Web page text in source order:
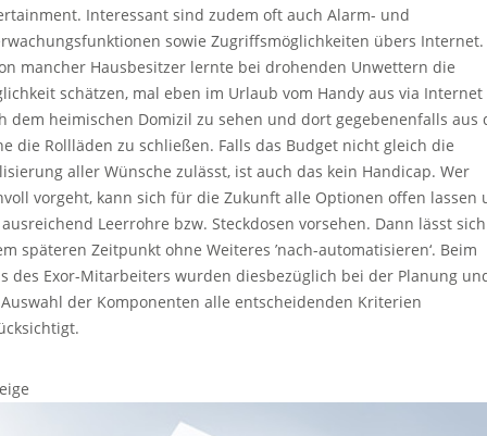
Interessant sind zudem oft auch Alarm- und
sowie Zugriffsmöglichkeiten übers Internet.
mancher Hausbesitzer lernte bei drohenden Unwettern die
schätzen, mal eben im Urlaub vom Handy aus via Internet
dem heimischen Domizil zu sehen und dort gegebenenfalls aus
die Rollläden zu schließen. Falls das Budget nicht gleich die
aller Wünsche zulässt, ist auch das kein Handicap. Wer
vorgeht, kann sich für die Zukunft alle Optionen offen lassen
ausreichend Leerrohre bzw. Steckdosen vorsehen. Dann lässt
späteren Zeitpunkt ohne Weiteres ’nach-automatisieren‘. Beim
des Exor-Mitarbeiters wurden diesbezüglich bei der Planung
der Komponenten alle entscheidenden Kriterien